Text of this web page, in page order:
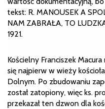
tekst: R. MANOUSEK A
NAM ZABRAŁA, TO
1921.
Kościelny Franciszek
się najpierw w wieży
Dolnym. Po zbudowaniu
został zatopiony, więc ks.
przekazał ten dzwon dla